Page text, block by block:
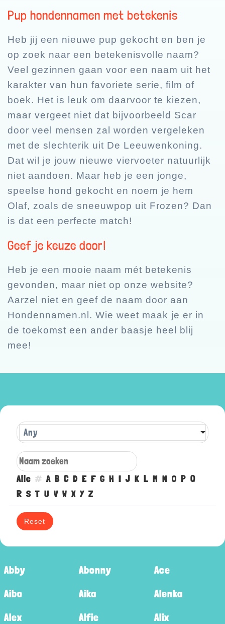
Pup hondennamen met betekenis
Heb jij een nieuwe pup gekocht en ben je
op zoek naar een betekenisvolle naam?
Veel gezinnen gaan voor een naam uit het
karakter van hun favoriete serie, film of
boek. Het is leuk om daarvoor te kiezen,
maar vergeet niet dat bijvoorbeeld Scar
door veel mensen zal worden vergeleken
met de slechterik uit De Leeuwenkoning.
Dat wil je jouw nieuwe viervoeter natuurlijk
niet aandoen. Maar heb je een jonge,
speelse hond gekocht en noem je hem
Olaf, zoals de sneeuwpop uit Frozen? Dan
is dat een perfecte match!
Geef je keuze door!
Heb je een mooie naam mét betekenis
gevonden, maar niet op onze website?
Aarzel niet en geef de naam door aan
Hondennamen.nl. Wie weet maak je er in
de toekomst een ander baasje heel blij
mee!
Any
Alle # A B C D E F G H I J K L M N O P Q
R S T U V W X Y Z
Reset
Abby Abonny
Ace
Aibo
Aika
Alenka
Alex
Alfie Alix